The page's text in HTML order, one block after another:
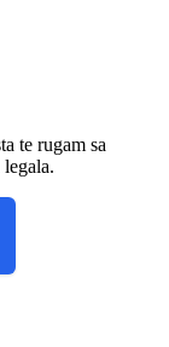
te rugam sa